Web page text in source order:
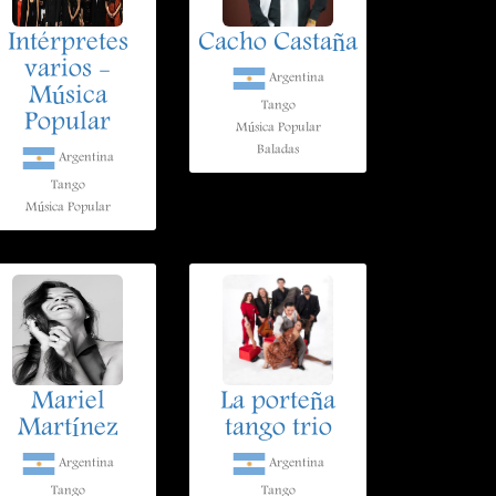
Intérpretes
varios -
Música
Popular
Argentina
Tango
Música Popular
Cacho Castaña
Argentina
Tango
Música Popular
Baladas
Mariel
Martínez
Argentina
Tango
La porteña
tango trio
Argentina
Tango